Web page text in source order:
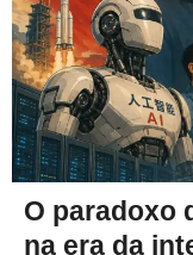
O paradoxo
na era da